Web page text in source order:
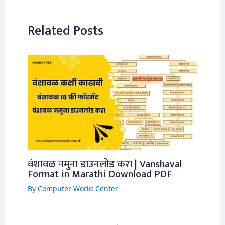
Related Posts
वंशावळ नमुना डाउनलोड करा | Vanshaval
Format in Marathi Download PDF
By Computer World Center